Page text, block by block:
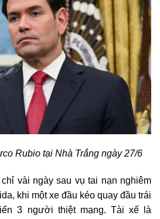
Rubio tại Nhà Trắng ngày 27/6
vài ngày sau vụ tai nạn nghiêm
khi một xe đầu kéo quay đầu trái
3 người thiệt mạng. Tài xế là